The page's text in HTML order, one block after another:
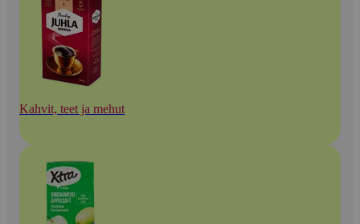
Kahvit, teet ja mehut